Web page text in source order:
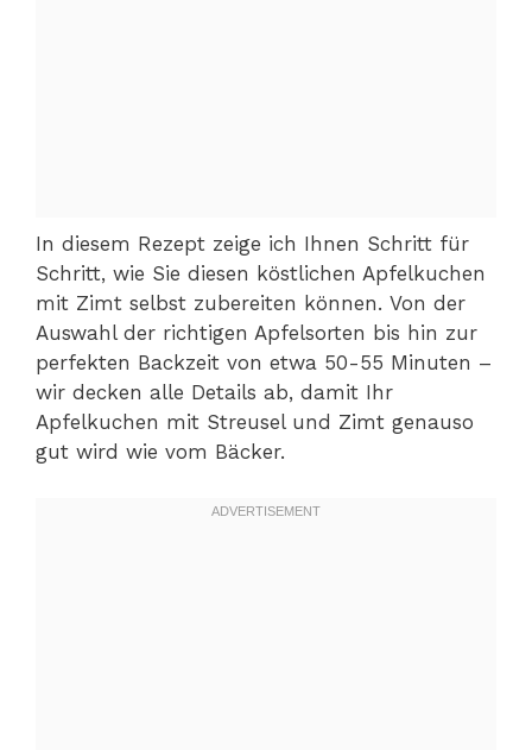
In diesem Rezept zeige ich Ihnen Schritt für
Schritt, wie Sie diesen köstlichen Apfelkuchen
mit Zimt selbst zubereiten können. Von der
Auswahl der richtigen Apfelsorten bis hin zur
perfekten Backzeit von etwa 50-55 Minuten –
wir decken alle Details ab, damit Ihr
Apfelkuchen mit Streusel und Zimt genauso
gut wird wie vom Bäcker.